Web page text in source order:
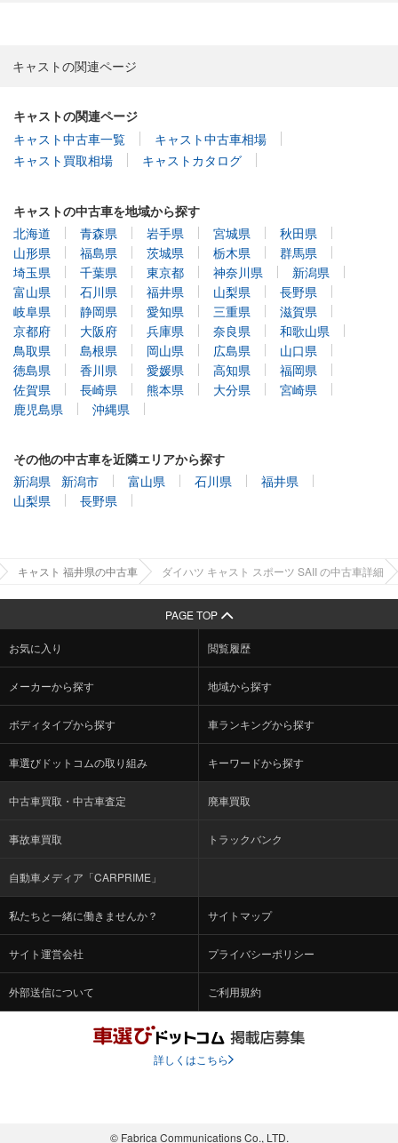
キャストの関連ページ
キャストの関連ページ
キャスト中古車一覧
キャスト中古車相場
キャスト買取相場
キャストカタログ
キャストの中古車を地域から探す
北海道
青森県 岩手県 宮城県
秋田県
山形県
福島県 茨城県 栃木県
群馬県
埼玉県
千葉県 東京都 神奈川県
新潟県
富山県
石川県 福井県 山梨県
長野県
岐阜県
静岡県 愛知県 三重県
滋賀県
京都府
大阪府 兵庫県 奈良県
和歌山県
鳥取県
島根県 岡山県 広島県
山口県
徳島県
香川県 愛媛県 高知県
福岡県
佐賀県
長崎県 熊本県 大分県
宮崎県
鹿児島県
沖縄県
その他の中古車を近隣エリアから探す
新潟県
新潟市 富山県 石川県
福井県
山梨県
長野県
キャスト 福井県の中古車 ダイハツ キャスト スポーツ SAII の中古車詳細
PAGE TOP
お気に入り 閲覧履歴
メーカーから探す 地域から探す
ボディタイプから探す 車ランキングから探す
車選びドットコムの取り組み キーワードから探す
中古車買取・中古車査定 廃車買取
事故車買取 トラックバンク
自動車メディア「CARPRIME」
私たちと一緒に働きませんか？ サイトマップ
サイト運営会社 プライバシーポリシー
外部送信について ご利用規約
詳しくはこちら
© Fabrica Communications Co., LTD.